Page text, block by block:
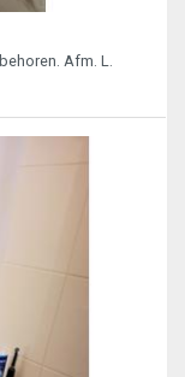
Afm. L.